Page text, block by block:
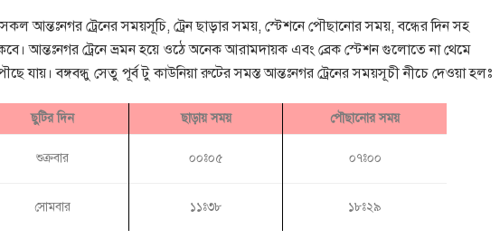
আন্তঃনগর ট্রেনের সময়সূচি, ট্রেন ছাড়ার সময়, স্টেশনে পৌছানোর সময়, বন্ধের দিন সহ
আন্তঃনগর ট্রেনে ভ্রমন হয়ে ওঠে অনেক আরামদায়ক এবং ব্রেক স্টেশন গুলোতে না থেমে
যায়। বঙ্গবন্ধু সেতু পূর্ব টু কাউনিয়া রুটের সমস্ত আন্তঃনগর ট্রেনের সময়সূচী নীচে দেওয়া হলঃ
ছুটির দিন ছাড়ায় সময় পৌছানোর সময়
শুক্রবার ০০ঃ০৫ ০৭ঃ০০
সোমবার ১১ঃ৩৮ ১৮ঃ২৯